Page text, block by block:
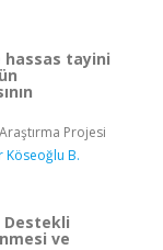
hassas tayini
Projesi
Köseoğlu B.
Destekli
ve